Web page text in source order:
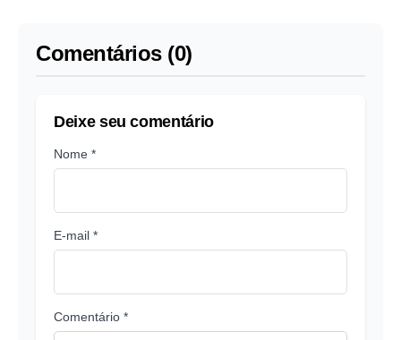
Comentários (0)
Deixe seu comentário
Nome *
E-mail *
Comentário *